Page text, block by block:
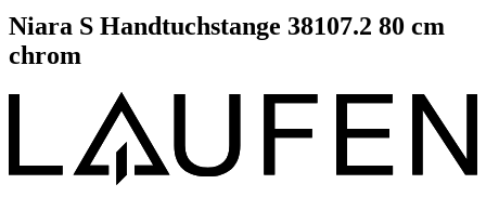
Niara S Handtuchstange 38107.2 80 cm
chrom